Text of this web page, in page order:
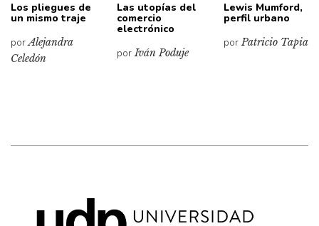
Los pliegues de
un mismo traje
porAlejandra
Celedón
Las utopías del
comercio
electrónico
porIván Poduje
Lewis Mumford,
perfil urbano
porPatricio Tapia